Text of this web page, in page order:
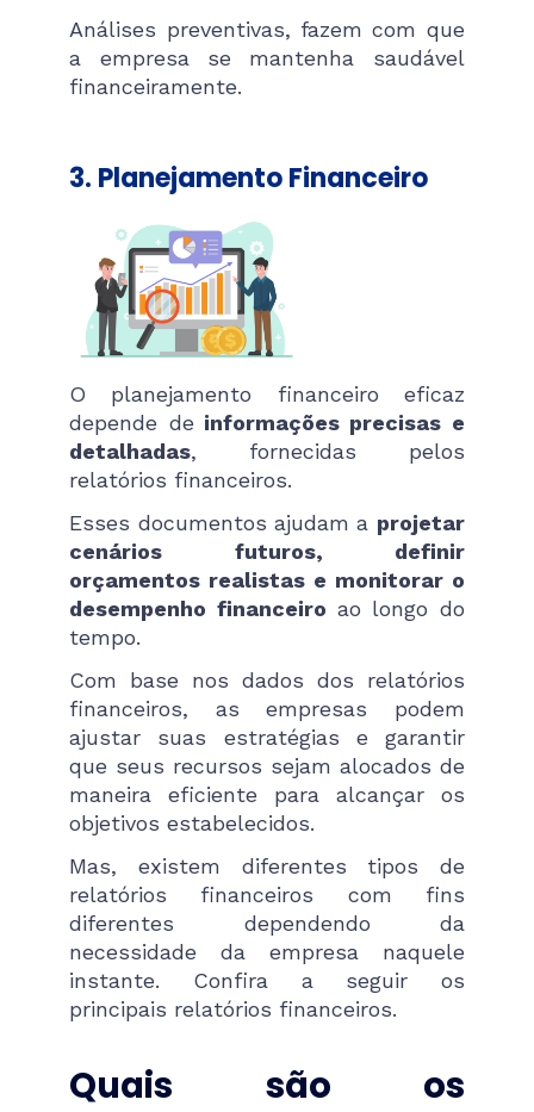
Análises preventivas, fazem com que
a empresa se mantenha saudável
financeiramente.
3. Planejamento Financeiro
O planejamento financeiro eficaz
depende de informações precisas e
detalhadas, fornecidas pelos
relatórios financeiros.
Esses documentos ajudam a projetar
cenários futuros, definir
orçamentos realistas e monitorar o
desempenho financeiro ao longo do
tempo.
Com base nos dados dos relatórios
financeiros, as empresas podem
ajustar suas estratégias e garantir
que seus recursos sejam alocados de
maneira eficiente para alcançar os
objetivos estabelecidos.
Mas, existem diferentes tipos de
relatórios financeiros com fins
diferentes dependendo da
necessidade da empresa naquele
instante. Confira a seguir os
principais relatórios financeiros.
Quais são os